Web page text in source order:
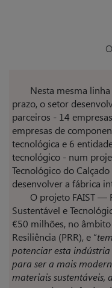
Nesta mesma
prazo, o setor
parceiros - 14
empresas de
tecnológica e 6
tecnológico - num
Tecnológico do Calçado
desenvolver a fábrica
O projeto FAIST —
Sustentável e
€50 milhões, no
Resiliência (PRR), e “
potenciar esta
para ser a mais
materiais sustentáveis,